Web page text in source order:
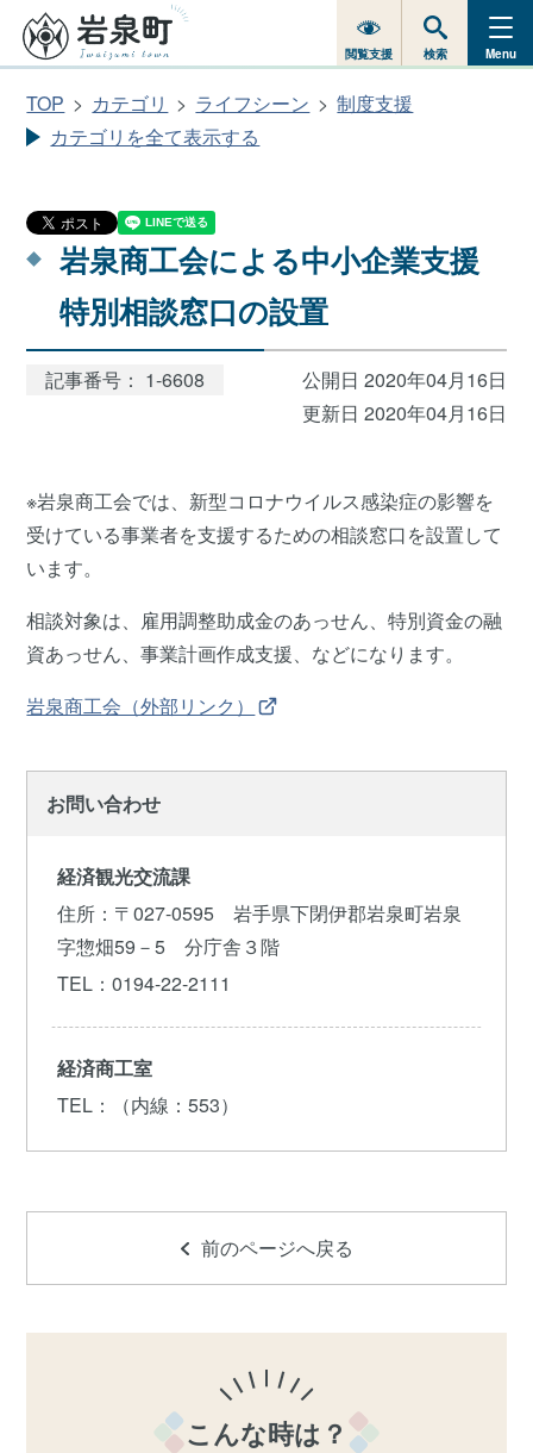
閲覧支援 検索 Menu
TOP カテゴリ ライフシーン
制度支援
カテゴリを全て表示する
岩泉商工会による中小企業支援
特別相談窓口の設置
記事番号： 1-6608
公開日 2020年04月16日
更新日 2020年04月16日
※岩泉商工会では、新型コロナウイルス感染症の影響を
受けている事業者を支援するための相談窓口を設置して
います。
相談対象は、雇用調整助成金のあっせん、特別資金の融
資あっせん、事業計画作成支援、などになります。
岩泉商工会（外部リンク）
お問い合わせ
経済観光交流課
住所 ：〒027-0595 岩手県下閉伊郡岩泉町岩泉
字惣畑59－5 分庁舎３階
TEL ：0194-22-2111
経済商工室
TEL ：（内線：553）
前のページへ戻る
こんな時は？